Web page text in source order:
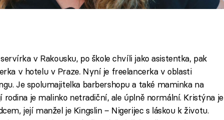
v Rakousku, po škole chvíli jako asistentka, pak
v hotelu v Praze. Nyní je freelancerka v oblasti
Je spolumajitelka barbershopu a také maminka na
rodina je malinko netradiční, ale úplně normální. Kristýna je
její manžel je Kingslin – Nigerijec s láskou k životu.